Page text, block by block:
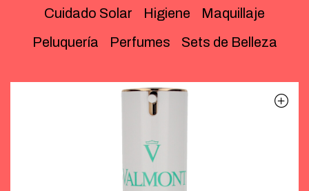
Cuidado Solar
Higiene
Maquillaje
Peluquería
Perfumes Sets de Belleza